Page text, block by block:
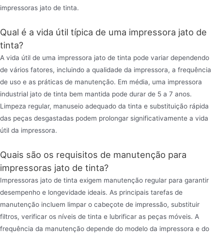
impressoras jato de tinta.
Qual é a vida útil típica de uma impressora jato de
tinta?
A vida útil de uma impressora jato de tinta pode variar dependendo
de vários fatores, incluindo a qualidade da impressora, a frequência
de uso e as práticas de manutenção. Em média, uma impressora
industrial jato de tinta bem mantida pode durar de 5 a 7 anos.
Limpeza regular, manuseio adequado da tinta e substituição rápida
das peças desgastadas podem prolongar significativamente a vida
útil da impressora.
Quais são os requisitos de manutenção para
impressoras jato de tinta?
Impressoras jato de tinta exigem manutenção regular para garantir
desempenho e longevidade ideais. As principais tarefas de
manutenção incluem limpar o cabeçote de impressão, substituir
filtros, verificar os níveis de tinta e lubrificar as peças móveis. A
frequência da manutenção depende do modelo da impressora e do